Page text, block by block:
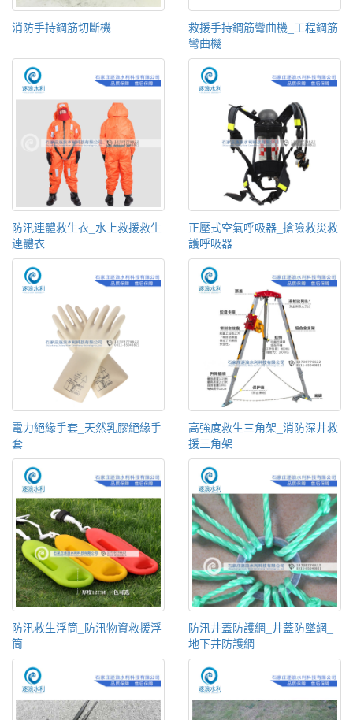
消防手持鋼筋切斷機
救援手持鋼筋彎曲機_工程鋼筋
彎曲機
防汛連體救生衣_水上救援救生
連體衣
正壓式空氣呼吸器_搶險救災救
護呼吸器
電力絕緣手套_天然乳膠絕緣手
套
高強度救生三角架_消防深井救
援三角架
防汛救生浮筒_防汛物資救援浮
筒
防汛井蓋防護網_井蓋防墜網_
地下井防護網